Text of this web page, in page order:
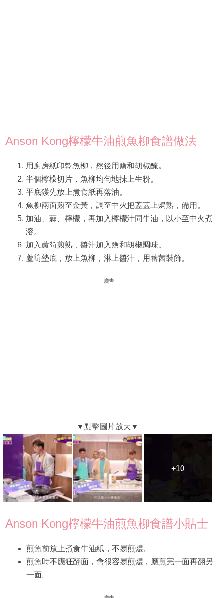
Anson Kong檸檬牛油煎魚柳食譜做法
用廚房紙印乾魚柳，然後用鹽和胡椒醃。
半個檸檬切片，魚柳均勻地抺上生粉。
平底鑊先放上煮食紙再落油。
魚柳兩面煎至金黃，調至中火把蓋蓋上焗熟，備用。
加油、蒜、檸檬，再加入檸檬汁同牛油，以小至中火煮
溶。
加入蘆筍煎熟，醬汁加入鹽和胡椒調味。
蘆筍墊底，放上魚柳，淋上醬汁，用蕃茜裝飾。
廣告
+10
+10
Anson Kong檸檬牛油煎魚柳食譜小貼士
煎魚前放上煮食牛油紙，不易煎燶。
煎魚時不應狂翻面，會很容易煎燶，應煎完一面再翻另
一面。